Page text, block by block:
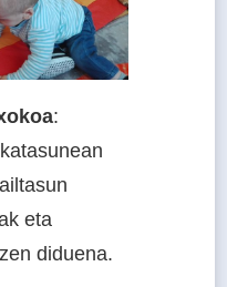
:
eta
diduena.